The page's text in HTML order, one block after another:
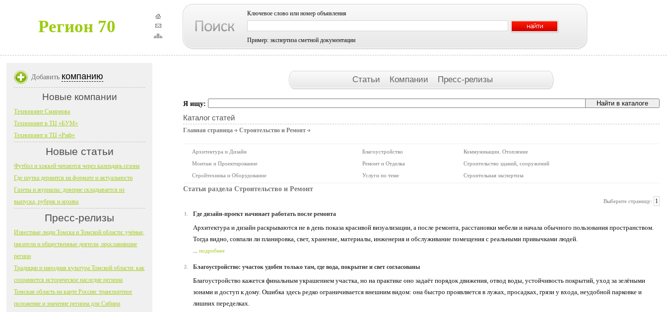
Регион 70
Ключевое слово или номер объявления
Пример: экспертиза сметной документации
Статьи Компании Пресс-релизы
Я ищу:
Каталог статей
Главная страница Строительство и Ремонт
Архитектура и Дизайн Благоустройство
Коммуникации. Отопление
Монтаж и Проектирование
Ремонт и Отделка
Строительство зданий, сооружений
Стройтехника и Оборудование
Услуги по теме Строительная экспертиза
Статьи раздела Строительство и Ремонт
Выберите страницу: 1
1. Где дизайн-проект начинает работать после ремонта
Архитектура и дизайн раскрываются не в день показа красивой визуализации, а после ремонта, расстановки мебели и начала обычного пользования пространством.
Тогда видно, совпали ли планировка, свет, хранение, материалы, инженерия и обслуживание помещения с реальными привычками людей.
подробнее
2. Благоустройство: участок удобен только там, где вода, покрытие и свет согласованы
Благоустройство кажется финальным украшением участка, но на практике оно задаёт порядок движения, отвод воды, устойчивость покрытий, уход за зелёными
зонами и доступ к дому. Ошибка здесь редко ограничивается внешним видом: она быстро проявляется в лужах, просадках, грязи у входа, неудобной парковке и
лишних переделках.
Добавить компанию
Новые компании
Технопоинт Смирнова
Технопоинт в ТЦ «БУМ»
Технопоинт в ТЦ «Риф»
Новые статьи
Футбол и хоккей читаются через календарь сезона
Где шутка держится на формате и актуальности
Газеты и журналы: доверие складывается из
выпуска, рубрик и архива
Пресс-релизы
Известные люди Томска и Томской области: учёные,
писатели и общественные деятели, прославившие
регион
Традиции и народная культура Томской области: как
сохраняется историческое наследие региона
Томская область на карте России: транспортное
положение и значение региона для Сибири